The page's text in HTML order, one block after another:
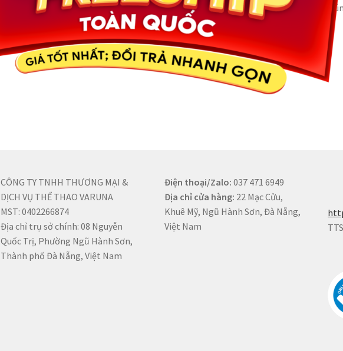
đích khác được mô tả trong chínhprivacy policy
Register
CÔNG TY TNHH THƯƠNG MẠI &
DỊCH VỤ THỂ THAO VARUNA
MST: 0402266874
Địa chỉ trụ sở chính: 08 Nguyễn
Quốc Trị, Phường Ngũ Hành Sơn,
Thành phố Đà Nẵng, Việt Nam
Điện thoại/Zalo: 037 471 6949
Địa chỉ cửa hàng: 22 Mạc Cửu,
Khuê Mỹ, Ngũ Hành Sơn, Đà Nẵng,
Việt Nam